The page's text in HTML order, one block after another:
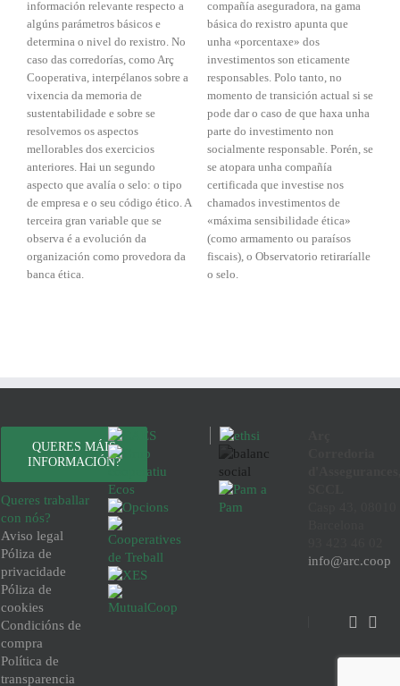
información relevante respecto a
algúns parámetros básicos e
determina o nivel do rexistro. No
caso das corredorías, como Arç
Cooperativa, interpélanos sobre a
vixencia da memoria de
sustentabilidade e sobre se
resolvemos os aspectos
mellorables dos exercicios
anteriores. Hai un segundo
aspecto que avalía o selo: o tipo
de empresa e o seu código ético. A
terceira gran variable que se
observa é a evolución da
organización como provedora da
banca ética.
compañía aseguradora, na gama
básica do rexistro apunta que
unha «porcentaxe» dos
investimentos son eticamente
responsables. Polo tanto, no
momento de transición actual si se
pode dar o caso de que haxa unha
parte do investimento non
socialmente responsable. Porén, se
se atopara unha compañía
certificada que investise nos
chamados investimentos de
«máxima sensibilidade ética»
(como armamento ou paraísos
fiscais), o Observatorio retiraríalle
o selo.
QUERES MÁIS
INFORMACIÓN?
Queres traballar
con nós?
Aviso legal
Póliza de
privacidade
Póliza de
cookies
Condicións de
compra
Política de
transparencia
info@arc.coop